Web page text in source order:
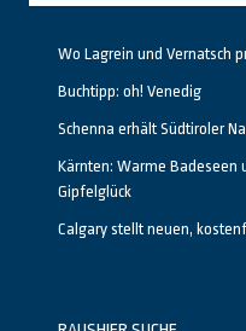
Wo Lagrein und Vernatsch
Buchtipp: oh! Venedig
Schenna erhält Südtiroler
Kärnten: Warme Badeseen
Gipfelglück
Calgary stellt neuen,